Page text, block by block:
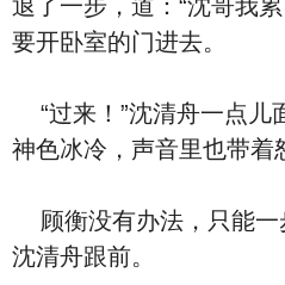
退了一步，道：“沈哥我
要开卧室的门进去。
“过来！”沈清舟一点儿
神色冰冷，声音里也带着
顾衡没有办法，只能一
沈清舟跟前。